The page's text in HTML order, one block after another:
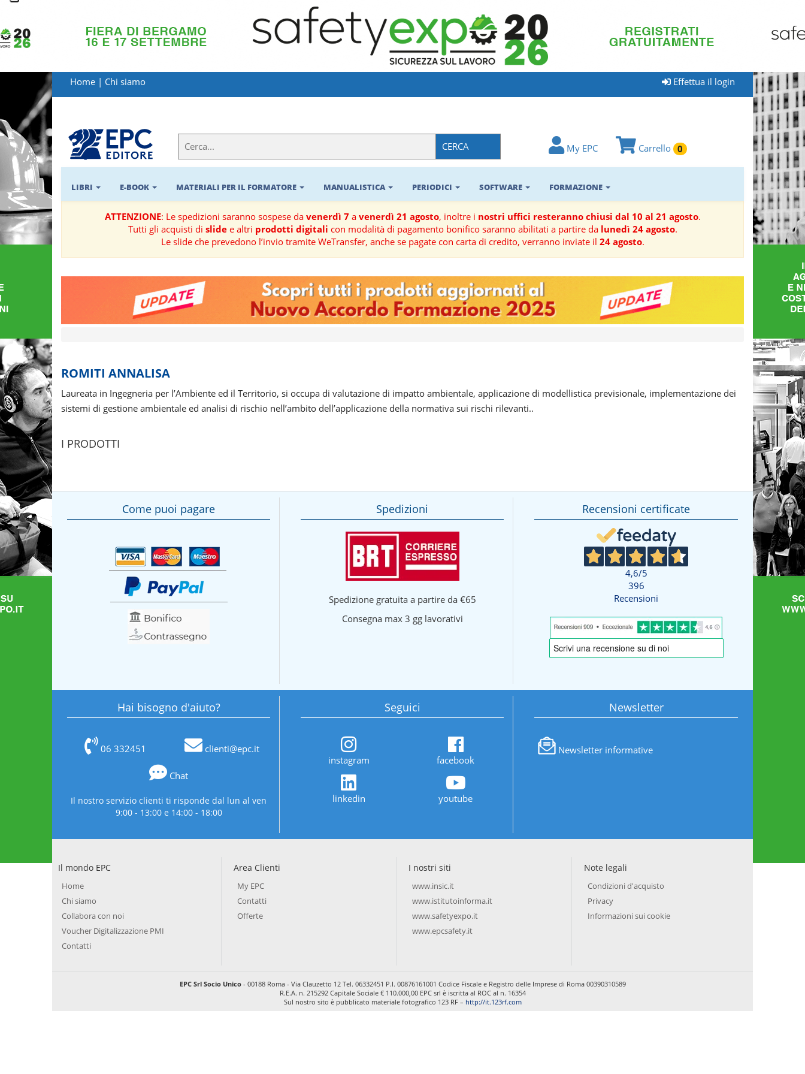
LIBRI
MATERIALI
PER
IL
FORMATORE
E-
BOOK
RIVISTE
MANUALISTICA
TEMATICHE
Home | Chi siamo Effettua il login
CERCA My EPC Carrello 0
LIBRI E-BOOK MATERIALI PER IL FORMATORE MANUALISTICA PERIODICI SOFTWARE FORMAZIONE
ATTENZIONE: Le spedizioni saranno sospese da venerdì 7a venerdì 21 agosto, inoltre i nostri uffici resteranno chiusi dal 10 al 21 agosto.
Tutti gli acquisti di slidee altri prodotti digitali con modalità di pagamento bonifico saranno abilitati a partire da lunedì 24 agosto.
Le slide che prevedono l’invio tramite WeTransfer, anche se pagate con carta di credito, verranno inviate il 24 agosto.
ROMITI ANNALISA
Laureata in Ingegneria per l’Ambiente ed il Territorio, si occupa di valutazione di impatto ambientale, applicazione di modellistica previsionale, implementazione dei
sistemi di gestione ambientale ed analisi di rischio nell’ambito dell’applicazione della normativa sui rischi rilevanti..
I PRODOTTI
Come puoi pagare Spedizioni
Spedizione gratuita a partire da €65
Consegna max 3 gg lavorativi
Recensioni certificate
4,6/5
396
Recensioni
Hai bisogno d'aiuto?
06 332451 clienti@epc.it
Chat
Il nostro servizio clienti ti risponde dal lun al ven
9:00 - 13:00 e 14:00 - 18:00
Seguici
instagram facebook
linkedin youtube
Newsletter
Newsletter informative
Il mondo EPC
Home
Chi siamo
Collabora con noi
Voucher Digitalizzazione PMI
Contatti
Area Clienti
My EPC
Contatti
Offerte
I nostri siti
www.insic.it
www.istitutoinforma.it
www.safetyexpo.it
www.epcsafety.it
Note legali
Condizioni d'acquisto
Privacy
Informazioni sui cookie
EPC Srl Socio Unico- 00188 Roma - Via Clauzetto 12 Tel. 06332451 P.I. 00876161001 Codice Fiscale e Registro delle Imprese di Roma 00390310589
R.E.A. n. 215292 Capitale Sociale € 110.000,00 EPC srl è iscritta al ROC al n. 16354
Sul nostro sito è pubblicato materiale fotografico 123 RF – http://it.123rf.com